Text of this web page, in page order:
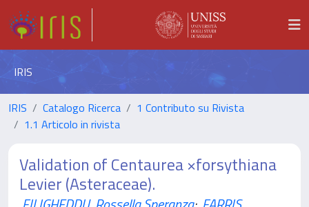
IRIS
IRIS Catalogo Ricerca
1 Contributo su Rivista
1.1 Articolo in rivista
Validation of Centaurea ×forsythiana
Levier (Asteraceae).